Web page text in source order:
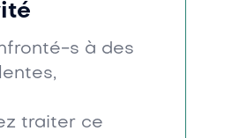
s à des
traiter ce